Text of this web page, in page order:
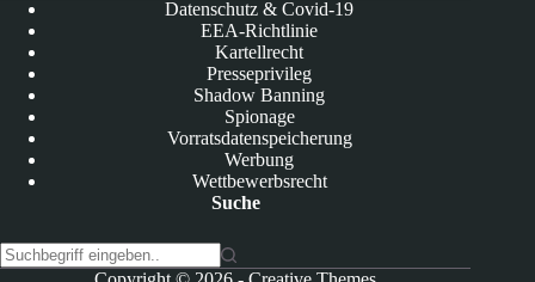
Datenschutz & Covid-19
EEA-Richtlinie
Kartellrecht
Presseprivileg
Shadow Banning
Spionage
Vorratsdatenspeicherung
Werbung
Wettbewerbsrecht
Suche